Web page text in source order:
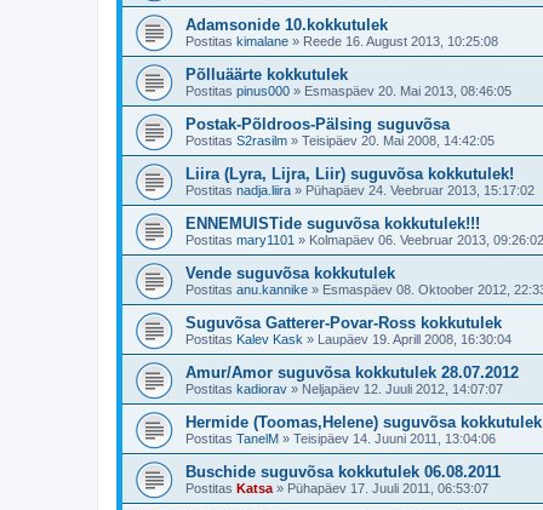
Adamsonide 10.kokkutulek
Postitas kimalane » Reede 16. August 2013, 10:25:08
Põlluäärte kokkutulek
Postitas pinus000 » Esmaspäev 20. Mai 2013, 08:46:05
Postak-Põldroos-Pälsing suguvõsa
Postitas S2rasilm » Teisipäev 20. Mai 2008, 14:42:05
Liira (Lyra, Lijra, Liir) suguvõsa kokkutulek!
Postitas nadja.liira » Pühapäev 24. Veebruar 2013, 15:17:02
ENNEMUISTide suguvõsa kokkutulek!!!
Postitas mary1101 » Kolmapäev 06. Veebruar 2013, 09:26:02
Vende suguvõsa kokkutulek
Postitas anu.kannike » Esmaspäev 08. Oktoober 2012,
Suguvõsa Gatterer-Povar-Ross kokkutulek
Postitas Kalev Kask » Laupäev 19. Aprill 2008, 16:30:04
Amur/Amor suguvõsa kokkutulek 28.07.2012
Postitas kadiorav » Neljapäev 12. Juuli 2012, 14:07:07
Hermide (Toomas,Helene) suguvõsa kokkutulek
Postitas TanelM » Teisipäev 14. Juuni 2011, 13:04:06
Buschide suguvõsa kokkutulek 06.08.2011
Postitas Katsa » Pühapäev 17. Juuli 2011, 06:53:07